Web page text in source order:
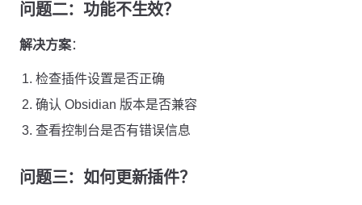
问题二：功能不生效？
解决方案：
检查插件设置是否正确
确认 Obsidian 版本是否兼容
查看控制台是否有错误信息
问题三：如何更新插件？